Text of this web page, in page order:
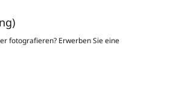
fotografieren? Erwerben Sie eine